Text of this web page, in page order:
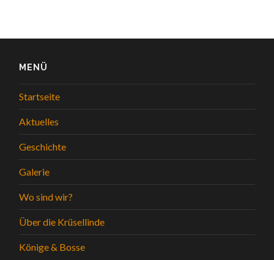
MENÜ
Startseite
Aktuelles
Geschichte
Galerie
Wo sind wir?
Über die Krüsellinde
Könige & Bosse